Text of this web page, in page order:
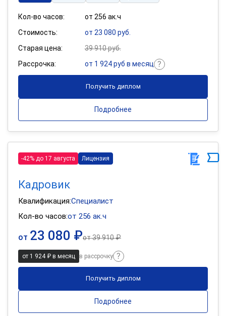
Кол-во часов:
от 256 ак.ч
Стоимость:
от 23 080 руб.
Старая цена:
39 910 руб.
Рассрочка:
от 1 924 руб в месяц
Получить диплом
Подробнее
-42% до 17 августа Лицензия
Кадровик
Квалификация:Специалист
Кол-во часов:от 256 ак.ч
от 23 080 ₽от39 910 ₽
от 1 924 ₽ в месяц в рассрочку
Получить диплом
Подробнее